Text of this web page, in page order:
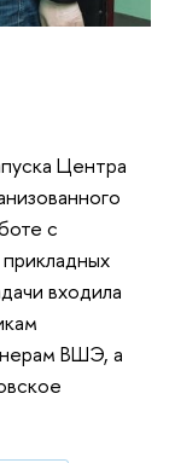
Центра
с
входила
ВШЭ, а